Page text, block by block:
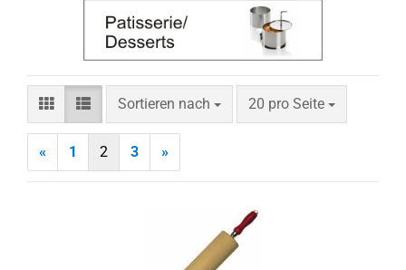
Sortieren nach
Sortieren nach 20 pro Seite
pro Seite
« 1 2 3 »